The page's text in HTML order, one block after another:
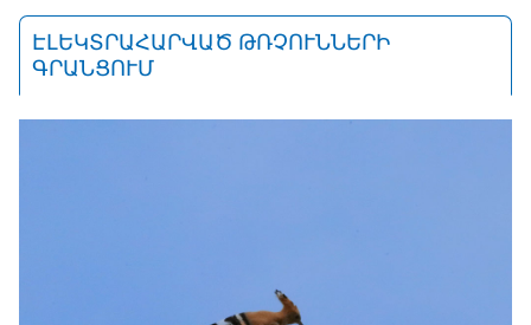
ԷԼԵԿՏՐԱՀԱՐՎԱԾ ԹՌՉՈՒՆՆԵՐԻ
ԳՐԱՆՑՈՒՄ